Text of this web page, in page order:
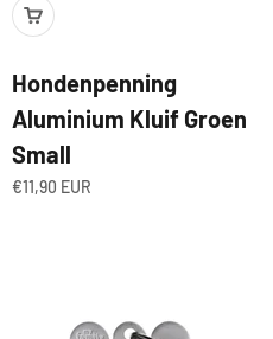
Hondenpenning
Aluminium Kluif Groen
Small
Aanbiedingsprijs
€11,90 EUR